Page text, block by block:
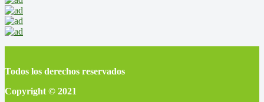
Todos los derechos reservados
Copyright © 2021